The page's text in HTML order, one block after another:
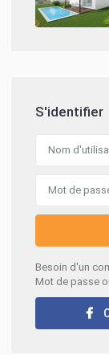
S'identifier
Besoin d'un
Mot de passe